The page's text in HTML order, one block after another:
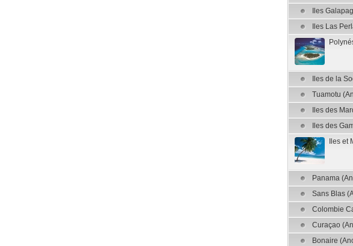
Iles
Iles Las
Iles de la
Tuamotu
Iles des
Iles des
Iles
Panama
Sans Blas
Colombie
Curaçao
Bonaire